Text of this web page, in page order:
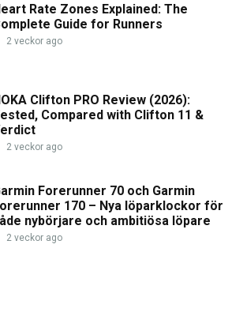
Rate Zones Explained: The
Guide for Runners
2 veckor ago
Clifton PRO Review (2026):
Compared with Clifton 11 &
2 veckor ago
Forerunner 70 och Garmin
170 – Nya löparklockor för
nybörjare och ambitiösa löpare
2 veckor ago